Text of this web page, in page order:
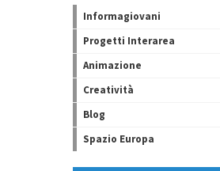
Informagiovani
Progetti Interarea
Animazione
Creatività
Blog
Spazio Europa